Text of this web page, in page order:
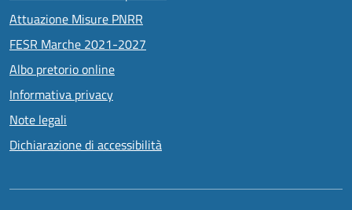
Attuazione Misure PNRR
FESR Marche 2021-2027
Albo pretorio online
Informativa privacy
Note legali
Dichiarazione di accessibilità